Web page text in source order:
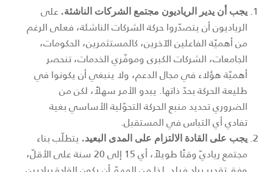
يجب أن يدير الرياديون مجتمع الشركات الناشئة. على
الرياديون أن يتصدّروا حركة الشركات الناشئة، فعلى الرغم
من أهميّة الفاعلين الآخرين، كالمستثمرين، الحكومات،
الجامعات، الشركات الكبرى وموفّري الخدمات، تنحصر
أهميّة هؤلاء في مجال الدعم، ولا ينبغي أن يكونوا في
طليعة الحركة بحدّ ذاتها. يبدو الأمر سهلاً، لكن من
الضروري تحديد منبع الحركة التحوّلية الأساسي بغية
تفادي أي التباس في المستقبل.
يجب على القادة الالتزام على المدى البعيد. يتطلّب بناء
مجتمع رياديّ وقتًا طويلاً، أي 15 إلى 20 سنة على الأقلّ،